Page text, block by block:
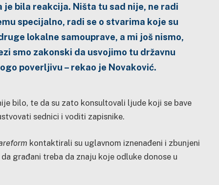
je bila reakcija. Ništa tu sad nije, ne radi
specijalno, radi se o stvarima koje su
lokalne samouprave, a mi još nismo,
smo zakonski da usvojimo tu državnu
poverljivu – rekao je Novaković.
bilo, te da su zato konsultovali ljude koji se bave
sednici i voditi zapisnike.
kontaktirali su uglavnom iznenađeni i zbunjeni
građani treba da znaju koje odluke donose u